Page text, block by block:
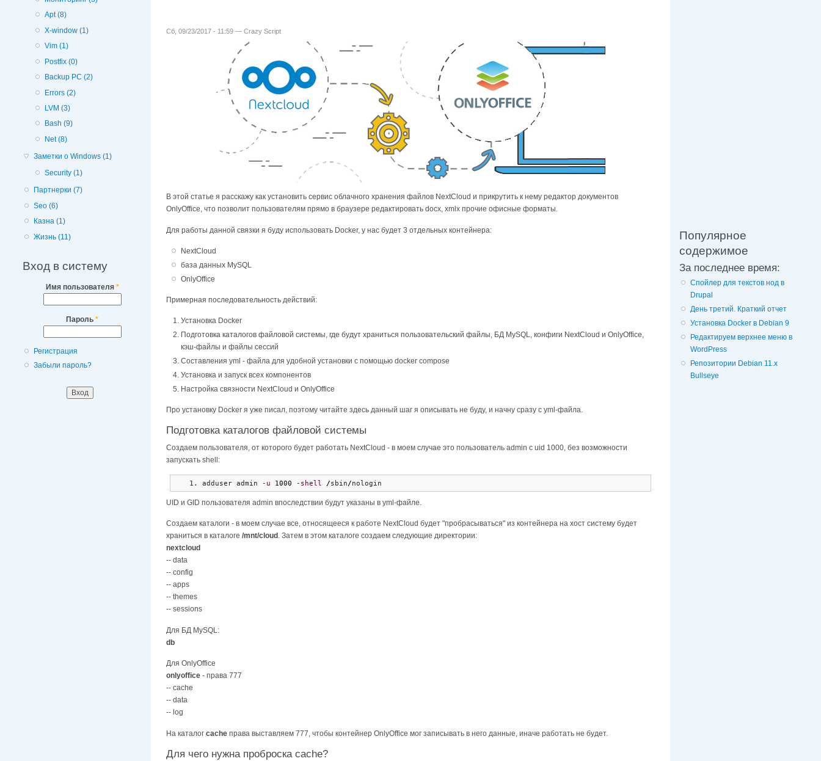
Apt (8)
X-window (1)
Vim (1)
Postfix (0)
Backup PC (2)
Errors (2)
LVM (3)
Bash (9)
Net (8)
Заметки о Windows (1)
Security (1)
Партнерки (7)
Seo (6)
Казна (1)
Жизнь (11)
Вход в систему
Имя пользователя *
Пароль *
Регистрация
Забыли пароль?
Сб, 09/23/2017 - 11:59 — Crazy Script
В этой статье я расскажу как установить сервис облачного хранения файлов NextCloud и прикрутить к нему редактор документов
OnlyOffice, что позволит пользователям прямо в браузере редактировать docx, xmlx прочие офисные форматы.
Для работы данной связки я буду использовать Docker, у нас будет 3 отдельных контейнера:
NextCloud
база данных MySQL
OnlyOffice
Примерная последовательность действий:
Установка Docker
Подготовка каталогов файловой системы, где будут храниться пользовательский файлы, БД MySQL, конфиги NextCloud и OnlyOffice,
кэш-файлы и файлы сессий
Составления yml - файла для удобной установки с помощью docker compose
Установка и запуск всех компонентов
Настройка связности NextCloud и OnlyOffice
Про установку Docker я уже писал, поэтому читайте здесь данный шаг я описывать не буду, и начну сразу с yml-файла.
Подготовка каталогов файловой системы
Создаем пользователя, от которого будет работать NextCloud - в моем случае это пользователь admin с uid 1000, без возможности
запускать shell:
adduser admin -u 1000 -shell /sbin/nologin
UID и GID пользователя admin впоследствии будут указаны в yml-файле.
Создаем каталоги - в моем случае все, относящееся к работе NextCloud будет "пробрасываться" из контейнера на хост систему будет
храниться в каталоге /mnt/cloud . Затем в этом каталоге создаем следующие директории:
nextcloud
-- data
-- config
-- apps
-- themes
-- sessions
Для БД MySQL:
db
Для OnlyOffice
onlyoffice - права 777
-- cache
-- data
-- log
На каталог cache права выставляем 777, чтобы контейнер OnlyOffice мог записывать в него данные, иначе работать не будет.
Для чего нужна проброска cache?
Популярное
содержимое
За последнее время:
Спойлер для текстов нод в
Drupal
День третий. Краткий отчет
Установка Docker в Debian 9
Редактируем верхнее меню в
WordPress
Репозитории Debian 11.x
Bullseye